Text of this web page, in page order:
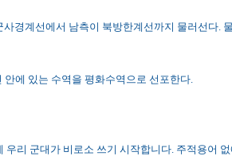
경계선에서 남측이 북방한계선까지 물러선다.
에 있는 수역을 평화수역으로 선포한다.
우리 군대가 비로소 쓰기 시작합니다. 주적용어